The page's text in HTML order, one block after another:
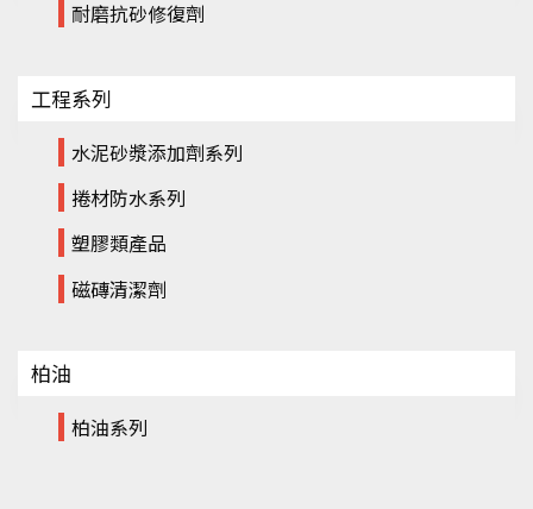
耐磨抗砂修復劑
工程系列
水泥砂漿添加劑系列
捲材防水系列
塑膠類產品
磁磚清潔劑
柏油
柏油系列